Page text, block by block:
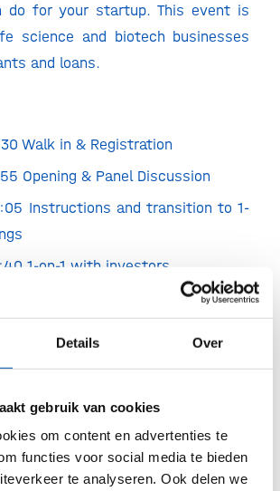
Details Over
gebruik van cookies
om content en advertenties te
functies voor social media te bieden
te analyseren. Ook delen we
do for your startup. This event is
science and biotech businesses
and loans.
Walk in & Registration
Opening & Panel Discussion
Instructions and transition to 1-
1-on-1 with investors
5, De Limes 7, 2342DH